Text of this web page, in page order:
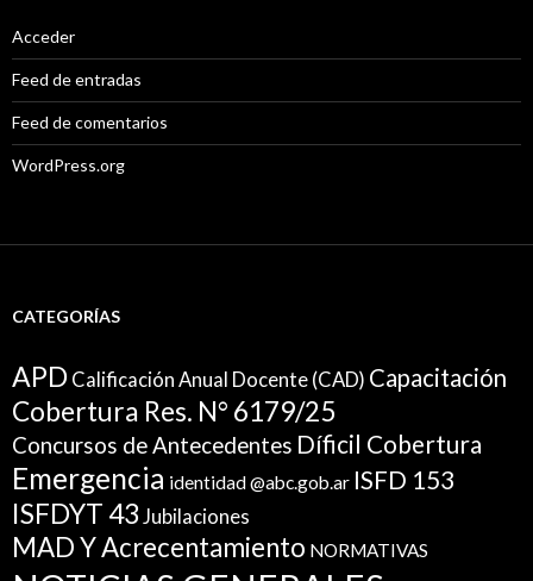
Acceder
Feed de entradas
Feed de comentarios
WordPress.org
CATEGORÍAS
APD Calificación Anual Docente (CAD) Capacitación
Cobertura Res. N° 6179/25
Concursos de Antecedentes Díficil Cobertura
Emergencia identidad @abc.gob.ar ISFD 153
ISFDYT 43 Jubilaciones
MAD Y Acrecentamiento NORMATIVAS